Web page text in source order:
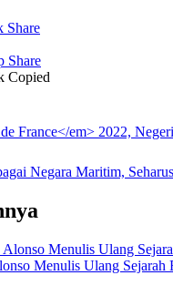
Copied
France</em> 2022,
Negara Maritim,
Menulis Ulang Sejarah